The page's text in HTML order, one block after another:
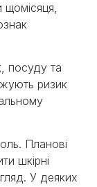
щомісяця,
посуду та
ризик
Планові
шкірні
У деяких